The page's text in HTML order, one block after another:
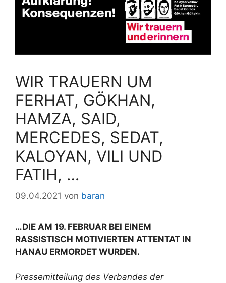
WIR TRAUERN UM
FERHAT, GÖKHAN,
HAMZA, SAID,
MERCEDES, SEDAT,
KALOYAN, VILI UND
FATIH, …
09.04.2021 von baran
…DIE AM 19. FEBRUAR BEI EINEM
RASSISTISCH MOTIVIERTEN ATTENTAT IN
HANAU ERMORDET WURDEN.
Pressemitteilung des Verbandes der